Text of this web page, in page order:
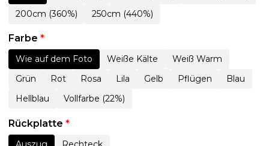
200cm (360%)
250cm (440%)
Farbe *
Wie auf dem Foto Weiße Kälte
Weiß Warm
Grün
Rot Rosa Lila Gelb Pflügen
Blau
Hellblau
Vollfarbe (22%)
Rückplatte *